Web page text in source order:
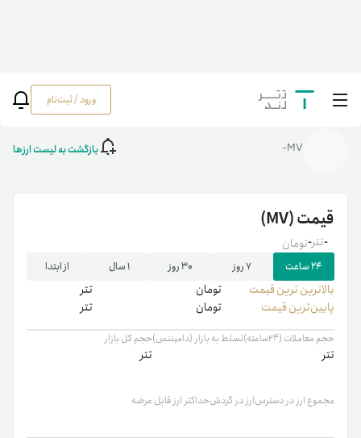
ورود / ثبت‌نام خانه رمزارزها/
MV
MV- بازگشت به لیست ارزها
قیمت(MV)
-تومان -تتر
۲۴ ساعت ۷ روز ۳۰ روز ۱ سال از ابتدا
بالاترین ‌ترین قیمت تومان
تتر
پایین‌ترین قیمت
تومان تتر
حجم معاملات (۲۴ساعته)
تتر
تسلط به بازار (دامیننس)حجم کل بازار
تتر
مجموع ارز در دسترسارز در گردشحداکثر ارز قابل عرضه